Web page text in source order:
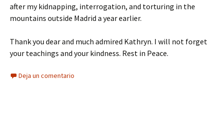
after my kidnapping, interrogation, and torturing in the
mountains outside Madrid a year earlier.
Thank you dear and much admired Kathryn. I will not forget
your teachings and your kindness. Rest in Peace.
Deja un comentario